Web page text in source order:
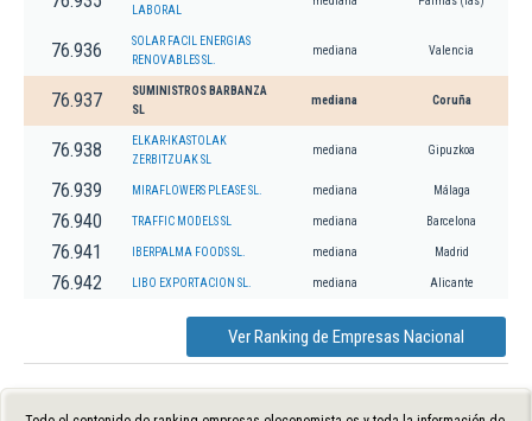
LABORAL
76.936
SOLAR FACIL ENERGIAS
RENOVABLES SL.
mediana Valencia
76.937
SUMINISTROS BARBANZA
SL
mediana Coruña
76.938
ELKAR-IKASTOLAK
ZERBITZUAK SL
mediana Gipuzkoa
76.939 MIRAFLOWERS PLEASE SL. mediana Málaga
76.940 TRAFFIC MODELS SL mediana Barcelona
76.941 IBERPALMA FOODS SL. mediana Madrid
76.942 LIBO EXPORTACION SL. mediana Alicante
Ver Ranking de Empresas Nacional